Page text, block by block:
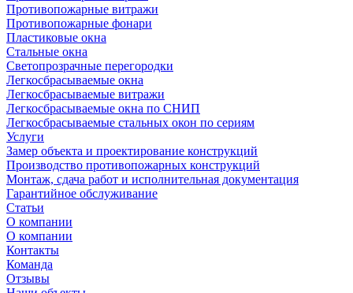
Противопожарные витражи
Противопожарные фонари
Пластиковые окна
Стальные окна
Светопрозрачные перегородки
Легкосбрасываемые окна
Легкосбрасываемые витражи
Легкосбрасываемые окна по СНИП
Легкосбрасываемые стальных окон по сериям
Услуги
Замер объекта и проектирование конструкций
Производство противопожарных конструкций
Монтаж, сдача работ и исполнительная документация
Гарантийное обслуживание
Статьи
О компании
О компании
Контакты
Команда
Отзывы